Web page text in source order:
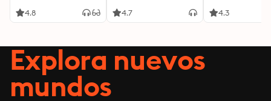
4.8
tu energía para
4.7 4.3
Explora nuevos
mundos